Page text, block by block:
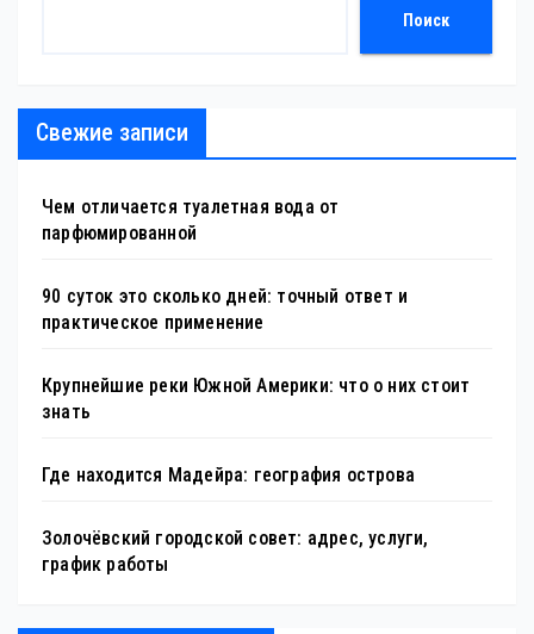
Поиск
Свежие записи
Чем отличается туалетная вода от
парфюмированной
90 суток это сколько дней: точный ответ и
практическое применение
Крупнейшие реки Южной Америки: что о них стоит
знать
Где находится Мадейра: география острова
Золочёвский городской совет: адрес, услуги,
график работы